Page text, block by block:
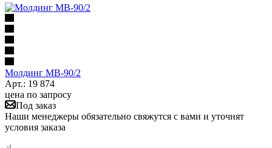
Молдинг МВ-90/2
Арт.: 19 874
цена по запросу
Под заказ
Наши менеджеры обязательно свяжутся с вами и уточнят
условия заказа